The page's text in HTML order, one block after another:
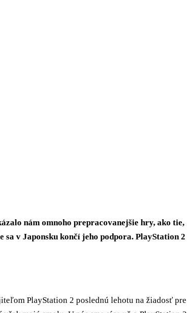
nám omnoho prepracovanejšie hry, ako tie,
v Japonsku končí jeho podpora. PlayStation 2
PlayStation 2 poslednú lehotu na žiadosť pre